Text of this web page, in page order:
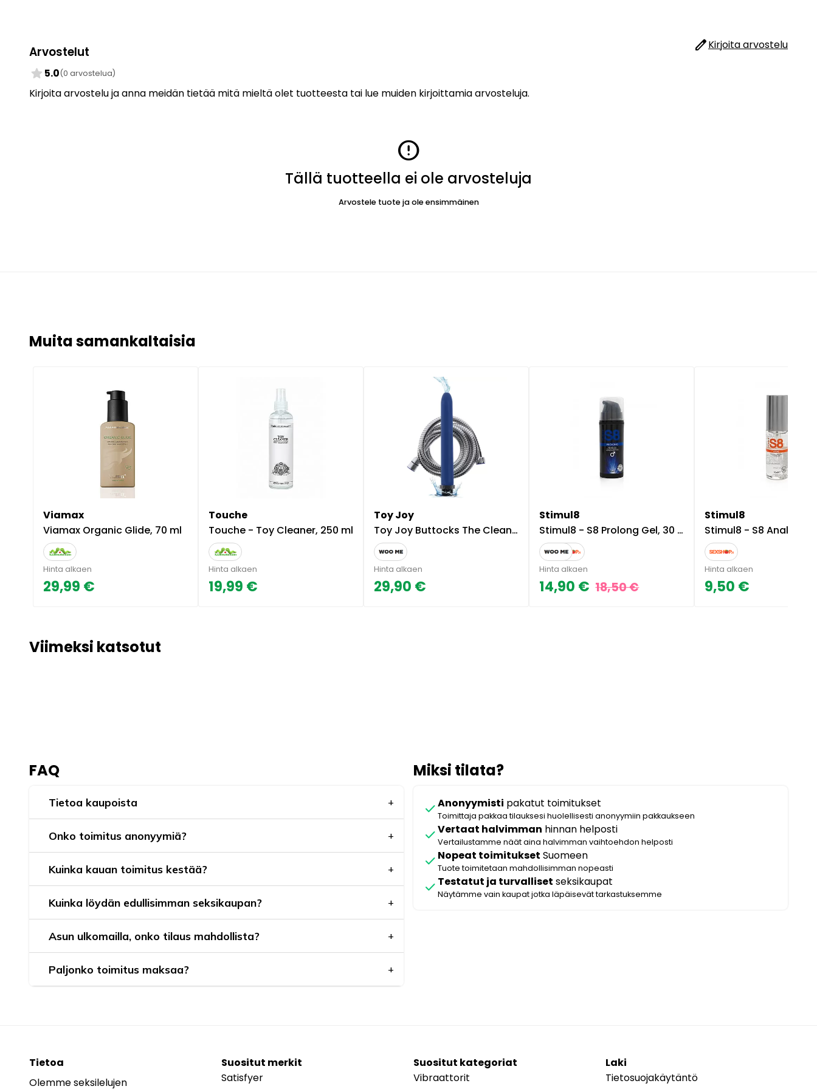
Arvostelut editKirjoita arvostelu
star 5.0(0 arvostelua)
Kirjoita arvostelu ja anna meidän tietää mitä mieltä olet tuotteesta tai lue muiden kirjoittamia arvosteluja.
error
Tällä tuotteella ei ole arvosteluja
Arvostele tuote ja ole ensimmäinen
Muita samankaltaisia
Viamax
Viamax Organic Glide, 70 ml
Hinta alkaen
29,99 €
Touche
Touche - Toy Cleaner, 250 ml
Hinta alkaen
19,99 €
Toy Joy
Toy Joy Buttocks The Cleaner Anaalisuihku
Hinta alkaen
29,90 €
Stimul8
Stimul8 - S8 Prolong Gel, 30 ml
Hinta alkaen
14,90 € 18,50 €
Stimul8
Stimul8 - S8 Anal
Hinta alkaen
9,50 €
Viimeksi katsotut
FAQ
Tietoa kaupoista
Onko toimitus anonyymiä?
Kuinka kauan toimitus kestää?
Kuinka löydän edullisimman seksikaupan?
Asun ulkomailla, onko tilaus mahdollista?
Paljonko toimitus maksaa?
Miksi tilata?
checkAnonyymisti pakatut toimitukset
Toimittaja pakkaa tilauksesi huolellisesti anonyymiin pakkaukseen
checkVertaat halvimman hinnan helposti
Vertailustamme näät aina halvimman vaihtoehdon helposti
check Nopeat toimitukset Suomeen
Tuote toimitetaan mahdollisimman nopeasti
check Testatut ja turvalliset seksikaupat
Näytämme vain kaupat jotka läpäisevät tarkastuksemme
Tietoa
Olemme seksilelujen
Suositut merkit
Satisfyer
Suositut kategoriat
Vibraattorit
Laki
Tietosuojakäytäntö